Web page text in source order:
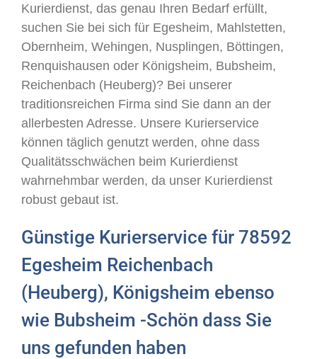
Kurierdienst, das genau Ihren Bedarf erfüllt,
suchen Sie bei sich für Egesheim, Mahlstetten,
Obernheim, Wehingen, Nusplingen, Böttingen,
Renquishausen oder Königsheim, Bubsheim,
Reichenbach (Heuberg)? Bei unserer
traditionsreichen Firma sind Sie dann an der
allerbesten Adresse. Unsere Kurierservice
können täglich genutzt werden, ohne dass
Qualitätsschwächen beim Kurierdienst
wahrnehmbar werden, da unser Kurierdienst
robust gebaut ist.
Günstige Kurierservice für 78592
Egesheim Reichenbach
(Heuberg), Königsheim ebenso
wie Bubsheim -Schön dass Sie
uns gefunden haben